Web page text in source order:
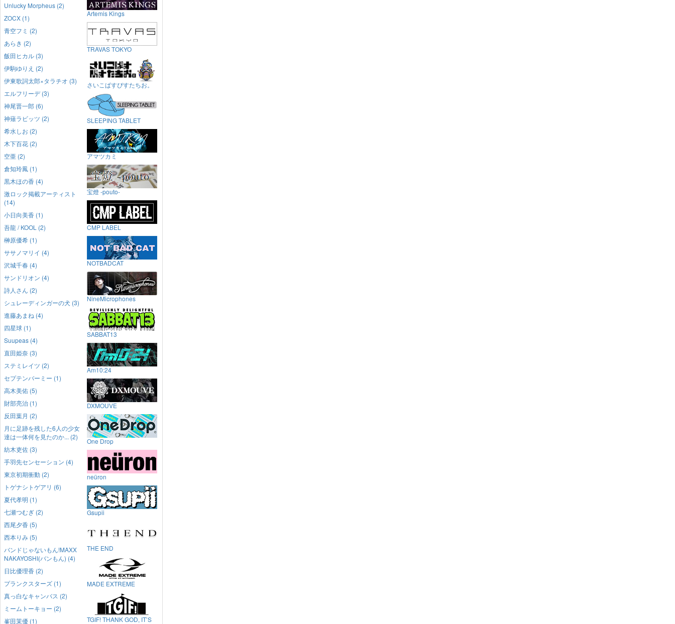
Unlucky Morpheus (2)
ZOCX (1)
青空フミ (2)
あらき (2)
飯田ヒカル (3)
伊駒ゆりえ (2)
伊東歌詞太郎×タラチオ (3)
エルフリーデ (3)
神尾晋一郎 (6)
神薙ラビッツ (2)
希水しお (2)
木下百花 (2)
空亜 (2)
倉知玲鳳 (1)
黒木ほの香 (4)
激ロック掲載アーティスト
(14)
小日向美香 (1)
吾龍 / KOOL (2)
榊原優希 (1)
ササノマリイ (4)
沢城千春 (4)
サンドリオン (4)
詩人さん (2)
シュレーディンガーの犬 (3)
進藤あまね (4)
四星球 (1)
Suupeas (4)
直田姫奈 (3)
ステミレイツ (2)
セプテンバーミー (1)
高木美佑 (5)
財部亮治 (1)
反田葉月 (2)
月に足跡を残した6人の少女
達は一体何を見たのか... (2)
紡木吏佐 (3)
手羽先センセーション (4)
東京初期衝動 (2)
トゲナシトゲアリ (6)
夏代孝明 (1)
七瀬つむぎ (2)
西尾夕香 (5)
西本りみ (5)
バンドじゃないもん!MAXX
NAKAYOSHI(バンもん) (4)
日比優理香 (2)
プランクスターズ (1)
真っ白なキャンバス (2)
ミームトーキョー (2)
峯田茉優 (1)
Artemis Kings
TRAVAS TOKYO
さいこぱすぴすたちお。
SLEEPING TABLET
アマツカミ
宝燈 -pouto-
CMP LABEL
NOTBADCAT
NineMicrophones
SABBAT13
Am10:24
DXMOUVE
One Drop
neüron
Gsupii
THE END
MADE EXTREME
TGIF! THANK GOD, IT’S